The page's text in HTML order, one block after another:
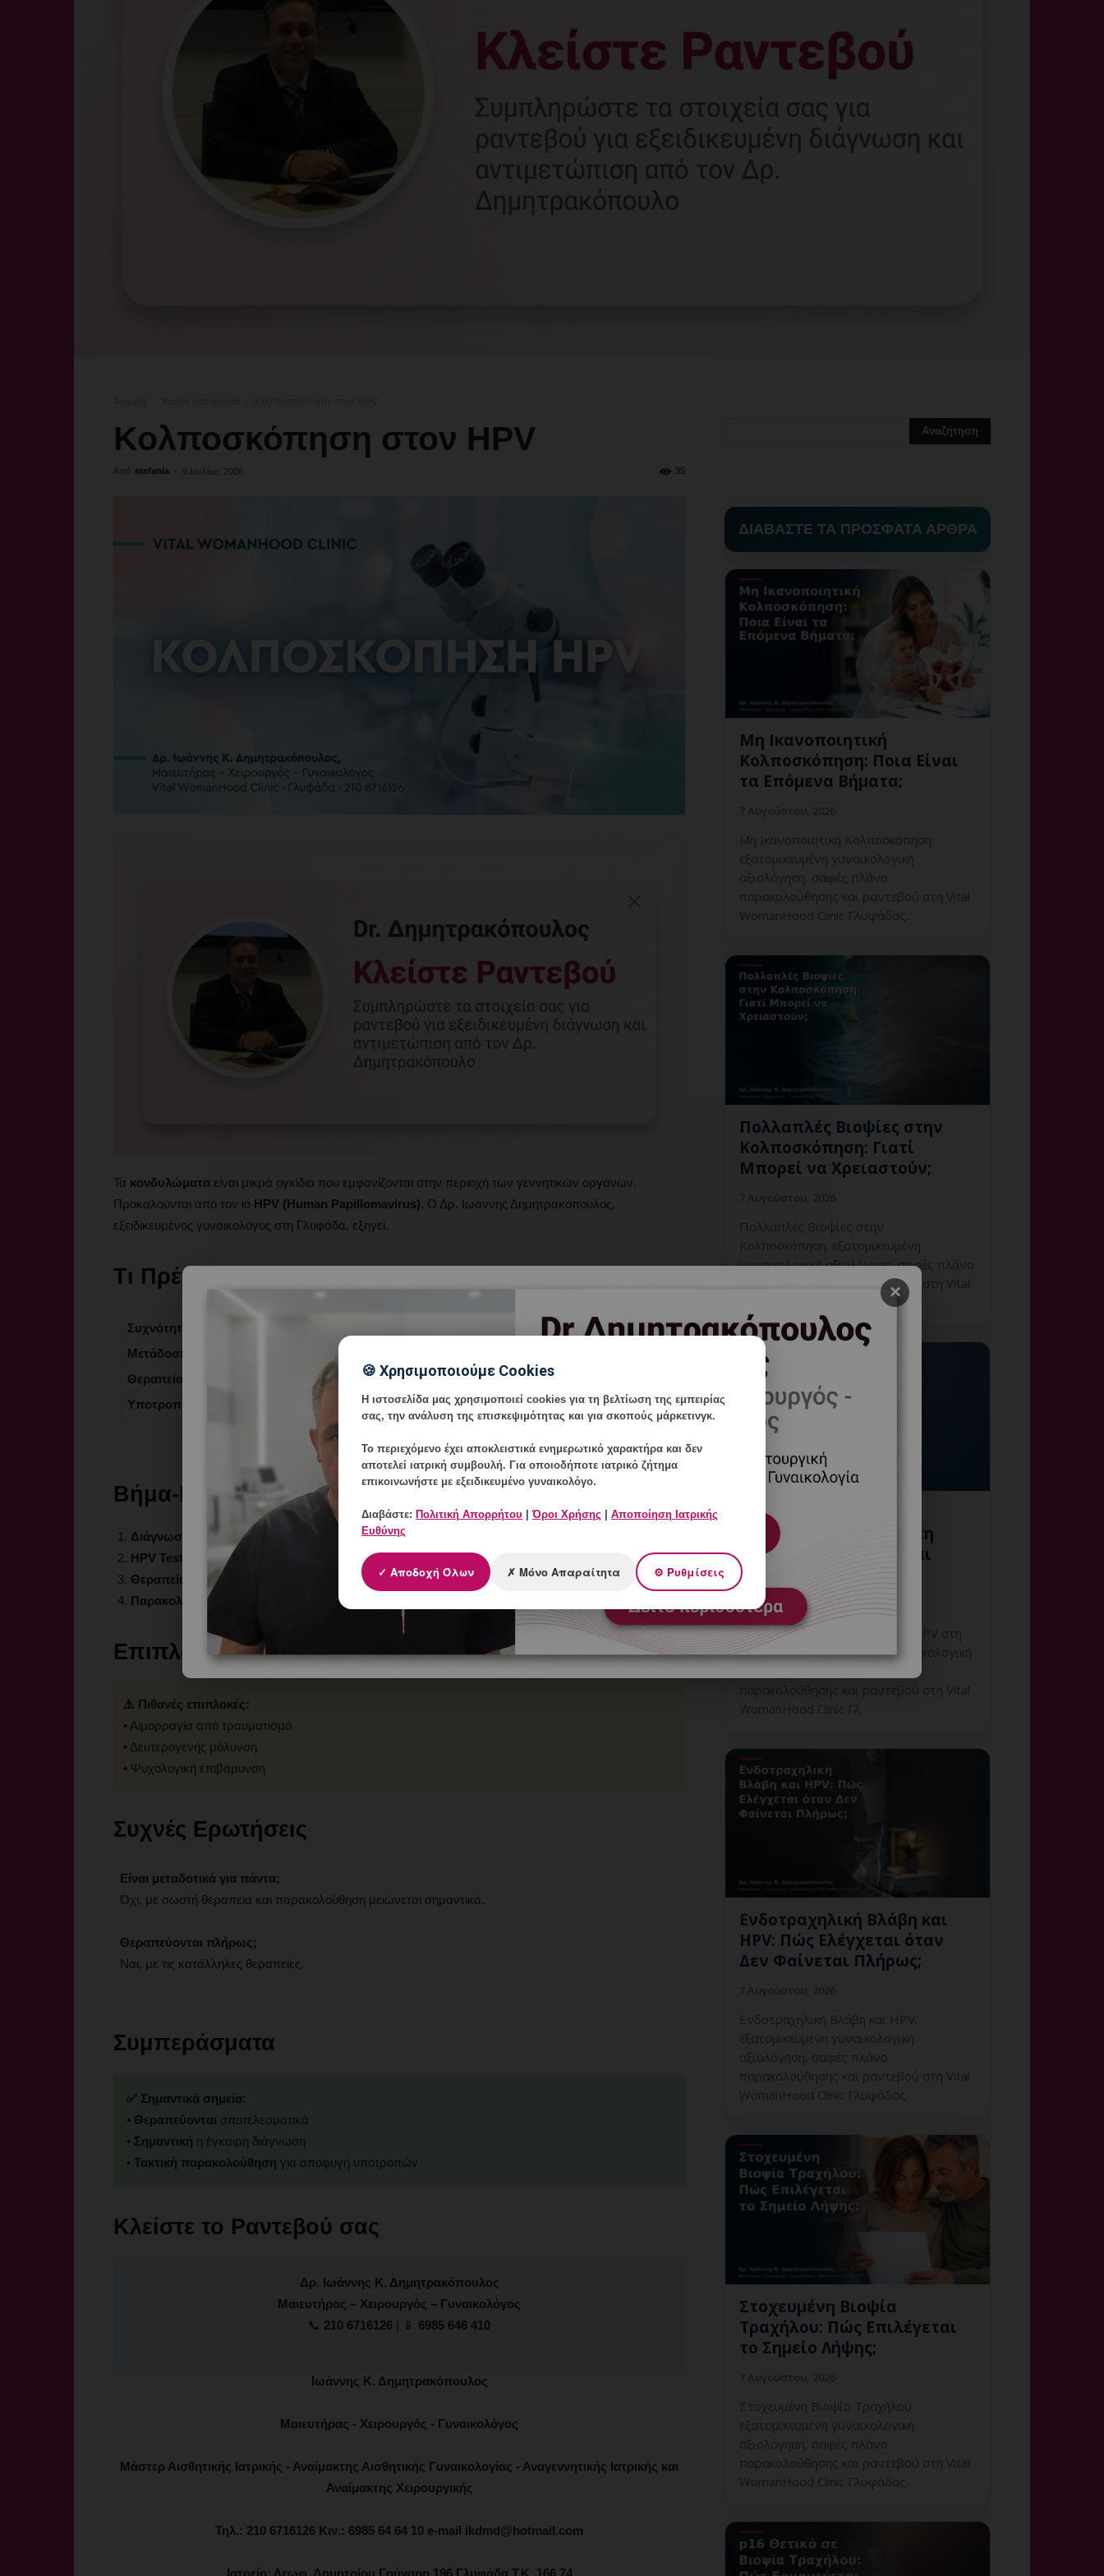
Γυναικολόγος
Γλυφάδα
Κολποσκόπηση στον HPV
Από stefania - 9 Ιουλίου, 2026 35
Τα κονδυλώματα είναι μικρά ογκίδια που εμφανίζονται στην περιοχή των γεννητικών οργάνων.
Προκαλούνται από τον ιό HPV (Human Papillomavirus). Ο Δρ. Ιωάννης Δημητρακόπουλος,
εξειδικευμένος γυναικολόγος στη Γλυφάδα, εξηγεί.
Τι Πρέπει να Γνωρίζετε
Συχνότητα
Μετάδοση
Σεξουαλική επαφή
Θεραπεία
Διαθέσιμη και αποτελεσματική
Υποτροπή
Πιθανή χωρίς παρακολούθηση
Βήμα-Βήμα Αντιμετώπιση
Διάγνωση:
Κλινική εξέταση
HPV Test:
Τυποποίηση ιού
Θεραπεία:
Εξατομικευμένη προσέγγιση
Παρακολούθηση:
Επιπλοκές
⚠️ Πιθανές επιπλοκές:
• Αιμορραγία από τραυματισμό
• Δευτερογενής μόλυνση
• Ψυχολογική επιβάρυνση
Συχνές Ερωτήσεις
Είναι μεταδοτικά για πάντα;
Όχι, με σωστή θεραπεία και παρακολούθηση μειώνεται σημαντικά.
Θεραπεύονται πλήρως;
Ναι, με τις κατάλληλες θεραπείες.
Συμπεράσματα
✅ Σημαντικά σημεία:
• Θεραπεύονται αποτελεσματικά
• Σημαντική η έγκαιρη διάγνωση
• Τακτική παρακολούθηση για αποφυγή υποτροπών
Κλείστε το Ραντεβού σας
Δρ. Ιωάννης Κ. Δημητρακόπουλος
Μαιευτήρας – Χειρουργός – Γυναικολόγος
📞 210 6716126 | 📱 6985 646 410
Ιωάννης Κ. Δημητρακόπουλος
Μαιευτήρας - Χειρουργός - Γυναικολόγος
Μάστερ Αισθητικής Ιατρικής - Αναίμακτης Αισθητικής Γυναικολογίας - Αναγεννητικής Ιατρικής και
Αναίμακτης Χειρουργικής
Τηλ.: 210 6716126 Κιν.: 6985 64 64 10 e-mail ikdmd@hotmail.com
Ιατρείο: Λεωφ. Δημητρίου Γούναρη 196 Γλυφάδα Τ.Κ. 166 74
ΔΙΑΒΑΣΤΕ ΤΑ ΠΡΟΣΦΑΤΑ ΑΡΘΡΑ
Μη Ικανοποιητική
Κολποσκόπηση: Ποια Είναι
τα Επόμενα Βήματα;
Μη Ικανοποιητική Κολποσκόπηση:
εξατομικευμένη γυναικολογική
αξιολόγηση, σαφές πλάνο
παρακολούθησης και ραντεβού στη Vital
WomanHood Clinic Γλυφάδας.
Πολλαπλές Βιοψίες στην
Κολποσκόπηση: Γιατί
Μπορεί να Χρειαστούν;
Πολλαπλές Βιοψίες στην
Κολποσκόπηση: εξατομικευμένη
γυναικολογική αξιολόγηση, σαφές πλάνο
παρακολούθησης και ραντεβού στη Vital
WomanHood Clinic Γλυφάδας.
Εξειδικευμένη
Κολποσκόπηση HPV στη
Γλυφάδα: Διάγνωση και
Follow-up
7 Αυγούστου, 2026
Εξειδικευμένη Κολποσκόπηση HPV στη
Γλυφάδα: εξατομικευμένη γυναικολογική
παρακολούθησης και ραντεβού στη Vital
WomanHood Clinic Γλ
Ενδοτραχηλική Βλάβη και
HPV: Πώς Ελέγχεται όταν
Δεν Φαίνεται Πλήρως;
Ενδοτραχηλική Βλάβη και HPV:
εξατομικευμένη γυναικολογική
αξιολόγηση, σαφές πλάνο
παρακολούθησης και ραντεβού στη Vital
WomanHood Clinic Γλυφάδας.
Στοχευμένη Βιοψία
Τραχήλου: Πώς Επιλέγεται
το Σημείο Λήψης;
Στοχευμένη Βιοψία Τραχήλου:
εξατομικευμένη γυναικολογική
αξιολόγηση, σαφές πλάνο
παρακολούθησης και ραντεβού στη Vital
WomanHood Clinic Γλυφάδας.
×
🍪 Χρησιμοποιούμε Cookies
Η ιστοσελίδα μας χρησιμοποιεί cookies για τη βελτίωση της εμπειρίας
σας, την ανάλυση της επισκεψιμότητας και για σκοπούς μάρκετινγκ.
Το περιεχόμενο έχει αποκλειστικά ενημερωτικό χαρακτήρα και δεν
αποτελεί ιατρική συμβουλή. Για οποιοδήποτε ιατρικό ζήτημα
επικοινωνήστε με εξειδικευμένο γυναικολόγο.
Διαβάστε: Πολιτική Απορρήτου |Όροι Χρήσης | Αποποίηση Ιατρικής
Ευθύνης
✓ Αποδοχή Όλων ✗ Μόνο Απαραίτητα ⚙ Ρυθμίσεις